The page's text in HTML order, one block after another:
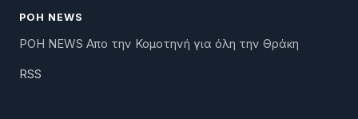
ΡΟΗ NEWS
ΡΟΗ NEWS Απο την Κομοτηνή για όλη την Θράκη
RSS